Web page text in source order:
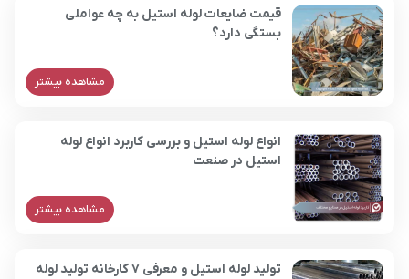
قیمت ضایعات لوله استیل به چه عواملی
بستگی دارد؟
مشاهده بیشتر
انواع لوله استیل و بررسی کاربرد انواع لوله
استیل در صنعت
مشاهده بیشتر
تولید لوله استیل و معرفی 7 کارخانه تولید لوله